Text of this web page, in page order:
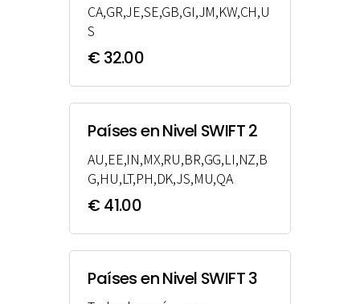
CA,GR,JE,SE,GB,GI,JM,KW,CH,U
S
€ 32.00
Países en Nivel SWIFT 2
AU,EE,IN,MX,RU,BR,GG,LI,NZ,B
G,HU,LT,PH,DK,JS,MU,QA
€ 41.00
Países en Nivel SWIFT 3